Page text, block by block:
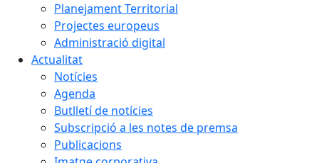
Planejament Territorial
Projectes europeus
Administració digital
Actualitat
Notícies
Agenda
Butlletí de notícies
Subscripció a les notes de premsa
Publicacions